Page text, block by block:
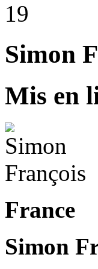
19
Simon
Mis en
France
Simon